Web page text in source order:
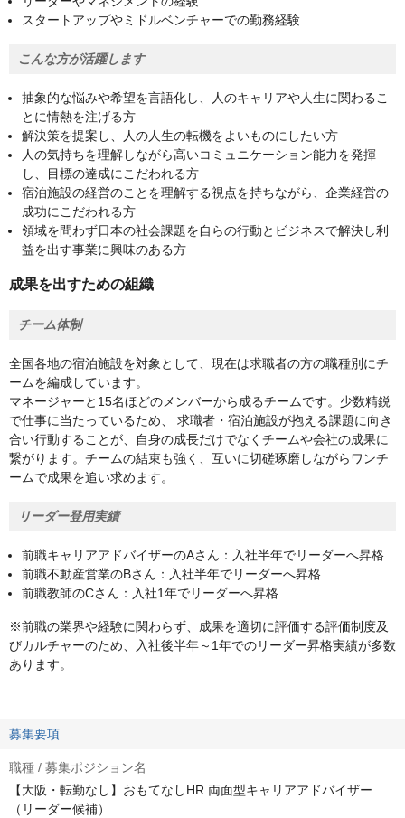
スタートアップやミドルベンチャーでの勤務経験
こんな方が活躍します
抽象的な悩みや希望を言語化し、人のキャリアや人生に関わるこ
とに情熱を注げる方
解決策を提案し、人の人生の転機をよいものにしたい方
人の気持ちを理解しながら高いコミュニケーション能力を発揮
し、目標の達成にこだわれる方
宿泊施設の経営のことを理解する視点を持ちながら、企業経営の
成功にこだわれる方
領域を問わず日本の社会課題を自らの行動とビジネスで解決し利
益を出す事業に興味のある方
成果を出すための組織
チーム体制
全国各地の宿泊施設を対象として、現在は求職者の方の職種別にチ
ームを編成しています。
マネージャーと15名ほどのメンバーから成るチームです。少数精鋭
で仕事に当たっているため、 求職者・宿泊施設が抱える課題に向き
合い行動することが、自身の成長だけでなくチームや会社の成果に
繋がります。チームの結束も強く、互いに切磋琢磨しながらワンチ
ームで成果を追い求めます。
リーダー登用実績
前職キャリアアドバイザーのAさん：入社半年でリーダーへ昇格
前職不動産営業のBさん：入社半年でリーダーへ昇格
前職教師のCさん：入社1年でリーダーへ昇格
※前職の業界や経験に関わらず、成果を適切に評価する評価制度及
びカルチャーのため、入社後半年～1年でのリーダー昇格実績が多数
あります。
募集要項
職種 / 募集ポジション名
【大阪・転勤なし】おもてなしHR 両面型キャリアアドバイザー
（リーダー候補）